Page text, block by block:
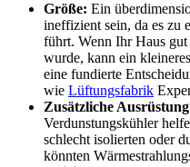
Größe: Ein
ineffizient sein, da es zu
führt. Wenn Ihr Haus
wurde, kann ein
eine fundierte
wie Lüftungsfabrik
Zusätzliche
Verdunstungskühler
schlecht isolierten oder
könnten